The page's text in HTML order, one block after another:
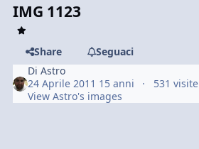
IMG 1123
Share
Seguaci
DiAstro
24 Aprile 2011 15 anni
531 visite
View Astro's images